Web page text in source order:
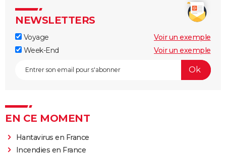
NEWSLETTERS
Voyage
Voir un exemple
Week-End
Voir un exemple
EN CE MOMENT
Hantavirus en France
Incendies en France